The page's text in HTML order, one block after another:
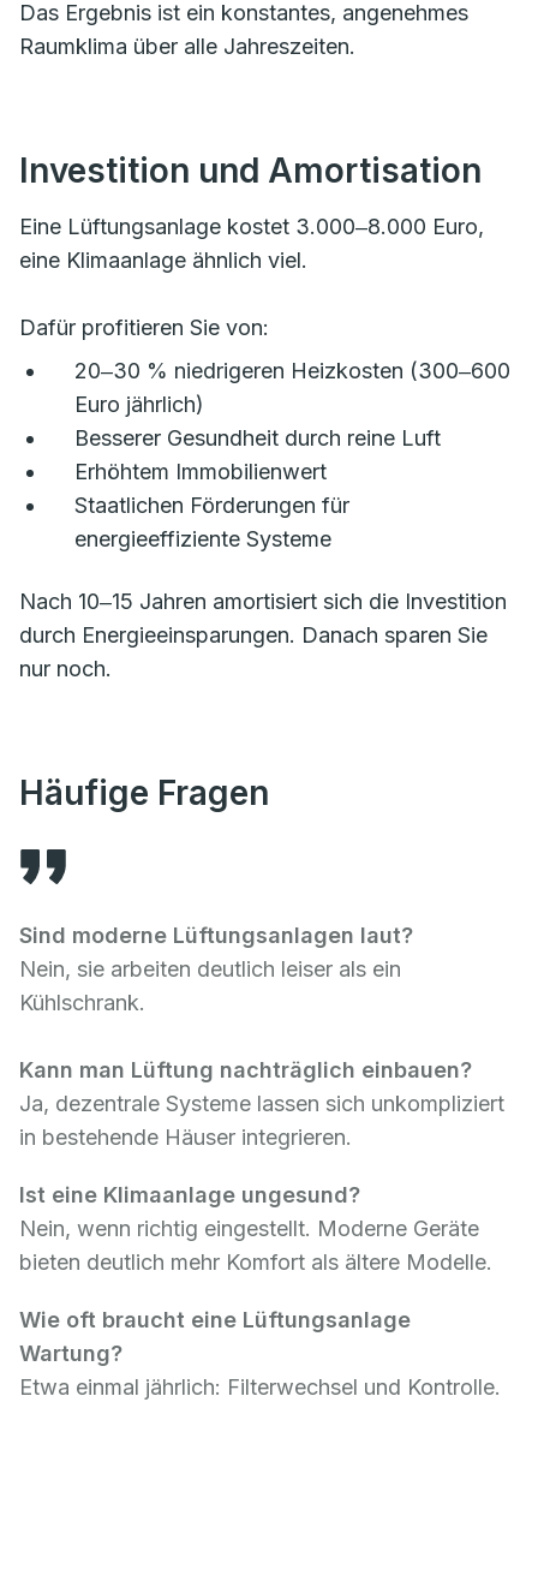
Das Ergebnis ist ein konstantes, angenehmes
Raumklima über alle Jahreszeiten.
Investition und Amortisation
Eine Lüftungsanlage kostet 3.000‒8.000 Euro,
eine Klimaanlage ähnlich viel.
Dafür profitieren Sie von:
20‒30 % niedrigeren Heizkosten (300‒600
Euro jährlich)
Besserer Gesundheit durch reine Luft
Erhöhtem Immobilienwert
Staatlichen Förderungen für
energieeffiziente Systeme
Nach 10‒15 Jahren amortisiert sich die Investition
durch Energieeinsparungen. Danach sparen Sie
nur noch.
Häufige Fragen
Sind moderne Lüftungsanlagen laut?
Nein, sie arbeiten deutlich leiser als ein
Kühlschrank.
Kann man Lüftung nachträglich einbauen?
Ja, dezentrale Systeme lassen sich unkompliziert
in bestehende Häuser integrieren.
Ist eine Klimaanlage ungesund?
Nein, wenn richtig eingestellt. Moderne Geräte
bieten deutlich mehr Komfort als ältere Modelle.
Wie oft braucht eine Lüftungsanlage
Wartung?
Etwa einmal jährlich: Filterwechsel und Kontrolle.